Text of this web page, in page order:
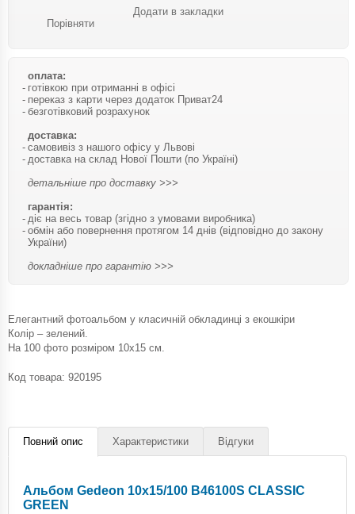
Порівняти
Додати в закладки
оплата:
готівкою при отриманні в офісі
переказ з карти через додаток Приват24
безготівковий розрахунок
доставка:
самовивіз з нашого офісу у Львові
доставка на склад Нової Пошти (по Україні)
детальніше про доставку >>>
гарантія:
діє на весь товар (згідно з умовами виробника)
обмін або повернення протягом 14 днів (відповідно до закону
України)
докладніше про гарантію >>>
Елегантний фотоальбом у класичній обкладинці з екошкіри
Колір – зелений.
На 100 фото розміром 10х15 см.
Код товара: 920195
Повний опис Характеристики Відгуки
Альбом Gedeon 10х15/100 B46100S CLASSIC
GREEN